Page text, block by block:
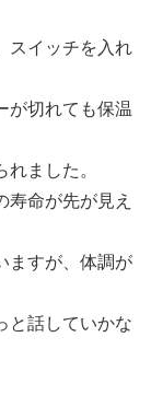
スイッチを入れ
が切れても保温
ました。
寿命が先が見え
ますが、体調が
と話していかな